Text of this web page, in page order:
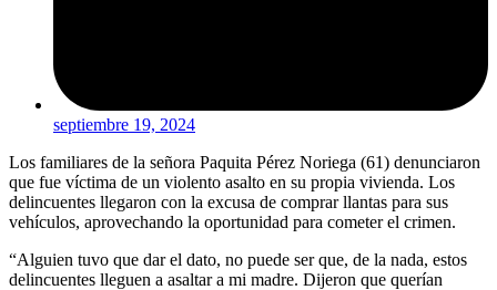
septiembre 19, 2024
Los familiares de la señora Paquita Pérez Noriega (61) denunciaron
que fue víctima de un violento asalto en su propia vivienda. Los
delincuentes llegaron con la excusa de comprar llantas para sus
vehículos, aprovechando la oportunidad para cometer el crimen.
“Alguien tuvo que dar el dato, no puede ser que, de la nada, estos
delincuentes lleguen a asaltar a mi madre. Dijeron que querían